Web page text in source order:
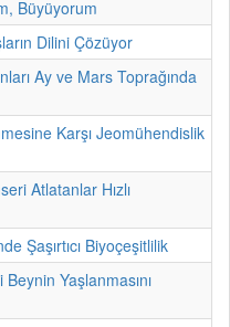
Büyüyorum
Dilini Çözüyor
Ay ve Mars Toprağında
Karşı Jeomühendislik
Atlatanlar Hızlı
Şaşırtıcı Biyoçeşitlilik
Yaşlanmasını